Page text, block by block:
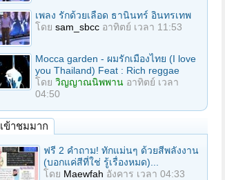
เพลง รักด้วยเลือด ธานินทร์ อินทรเทพ
โดย sam_sbcc อาทิตย์ เวลา 11:53
Mocca garden - ผมรักเมืองไทย (I love
you Thailand) Feat : Rich reggae
โดย วิญญาณนิพพาน อาทิตย์ เวลา
04:50
เข้าชมมาก
ฟรี 2 คำถาม! ทักแม่นๆ ด้วยสีพลังงาน
(บอกแค่สีที่ใช่ รู้เรื่องหมด)...
โดย Maewfah อังคาร เวลา 04:33